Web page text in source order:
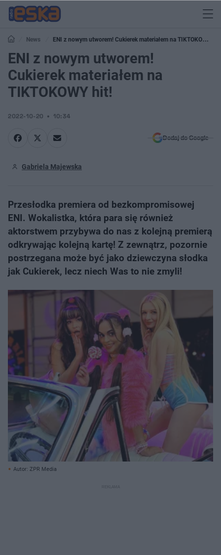
News
ENI z nowym utworem! Cukierek materiałem na TIKTOKOWY
hit!
ENI z nowym utworem!
Cukierek materiałem na
TIKTOKOWY hit!
2022-10-20 10:34
Dodaj do Google
Gabriela Majewska
Przesłodka premiera od bezkompromisowej
ENI. Wokalistka, która para się również
aktorstwem przybywa do nas z kolejną premierą
odkrywając kolejną kartę! Z zewnątrz, pozornie
postrzegana może być jako dziewczyna słodka
jak Cukierek, lecz niech Was to nie zmyli!
Autor: ZPR Media